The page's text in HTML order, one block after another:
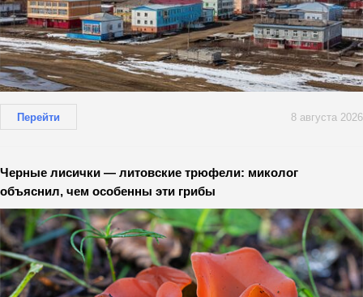
Перейти 8 августа 2026
Черные лисички — литовские трюфели: миколог
объяснил, чем особенны эти грибы